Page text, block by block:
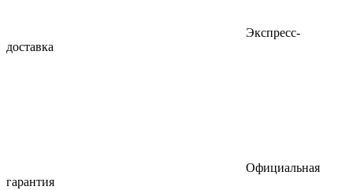
Экспресс-
доставка
Официальная
гарантия